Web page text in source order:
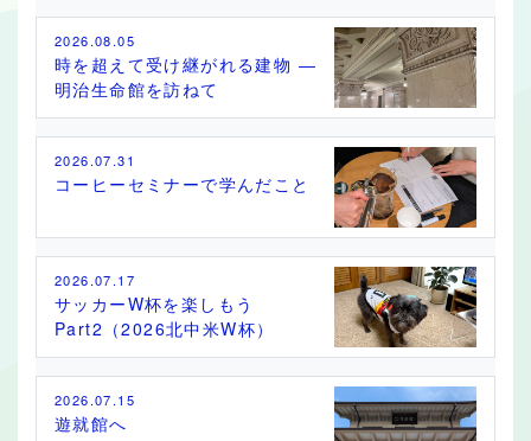
2026.08.05
時を超えて受け継がれる建物 ―
明治生命館を訪ねて
2026.07.31
コーヒーセミナーで学んだこと
2026.07.17
サッカーW杯を楽しもう
Part2（2026北中米W杯）
2026.07.15
遊就館へ